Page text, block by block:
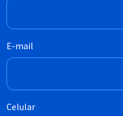
E-mail
Celular